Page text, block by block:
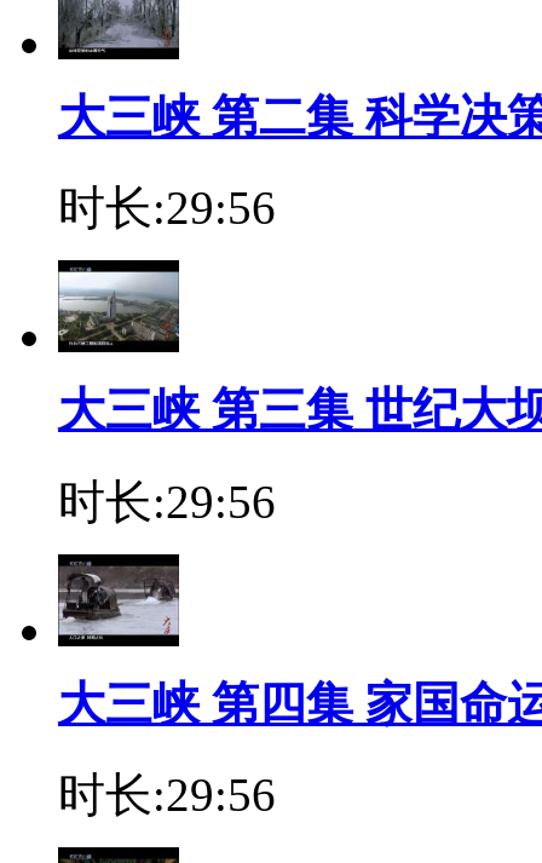
大三峡 第二集 科学决
时长:29:56
大三峡 第三集 世纪大
时长:29:56
大三峡 第四集 家国命
时长:29:56